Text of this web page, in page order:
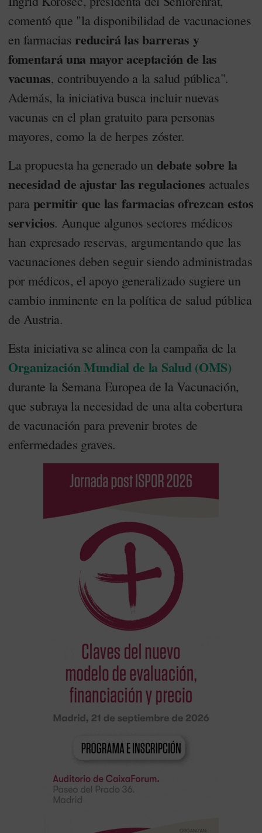
comentó que "la disponibilidad de vacunaciones
en farmacias reducirá las barreras y
fomentará una mayor aceptación de las
vacunas, contribuyendo a la salud pública".
Además, la iniciativa busca incluir nuevas
vacunas en el plan gratuito para personas
mayores, como la de herpes zóster.
La propuesta ha generado un debate sobre la
necesidad de ajustar las regulaciones actuales
para permitir que las farmacias ofrezcan estos
servicios. Aunque algunos sectores médicos
han expresado reservas, argumentando que las
vacunaciones deben seguir siendo administradas
por médicos, el apoyo generalizado sugiere un
cambio inminente en la política de salud pública
de Austria.
Esta iniciativa se alinea con la campaña de la
Organización Mundial de la Salud (OMS)
durante la Semana Europea de la Vacunación,
que subraya la necesidad de una alta cobertura
de vacunación para prevenir brotes de
enfermedades graves.